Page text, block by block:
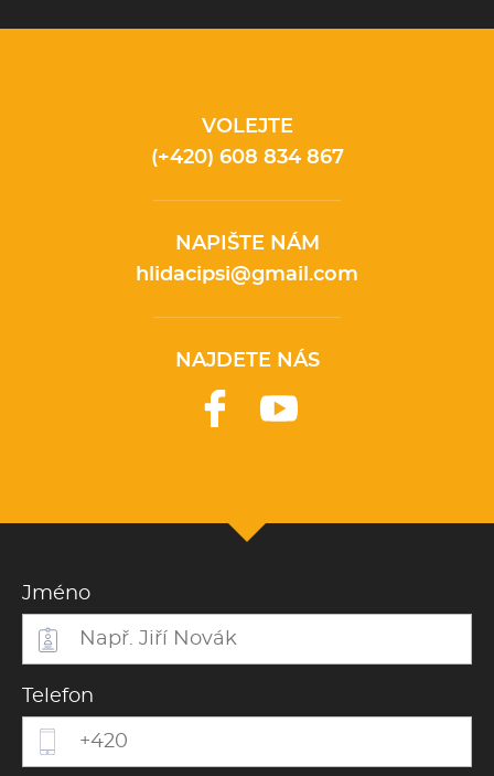
VOLEJTE
(+420) 608 834 867
NAPIŠTE NÁM
hlidacipsi@gmail.com
NAJDETE NÁS
Jméno
Telefon